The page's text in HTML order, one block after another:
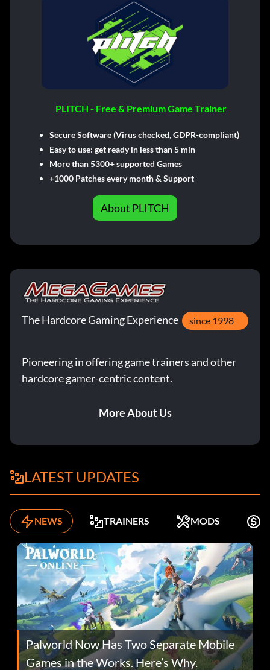
PLITCH - Free & Premium Game Trainer
Secure Software (Virus checked, GDPR-compliant)
Easy to use: get ready in less than 5 min
More than 5300+ supported Games
+1000 Patches every month & Support
About PLITCH
The Hardcore Gaming Experience since 1998
Pioneering in offering game trainers and other
hardcore gamer-centric content.
More About Us
LATEST UPDATES
NEWS TRAINERS MODS
Palworld Now Has Two Separate Mobile
Games in the Works. Here’s Why.